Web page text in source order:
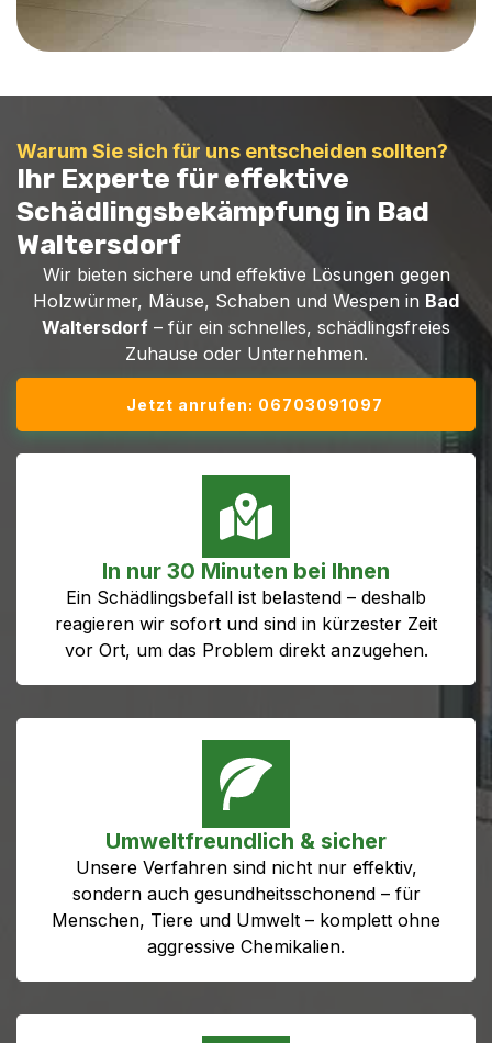
Warum Sie sich für uns entscheiden sollten?
Ihr Experte für effektive
Schädlingsbekämpfung in Bad
Waltersdorf
Wir bieten sichere und effektive Lösungen gegen
Holzwürmer, Mäuse, Schaben und Wespen in Bad
Waltersdorf – für ein schnelles, schädlingsfreies
Zuhause oder Unternehmen.
Jetzt anrufen: 06703091097
In nur 30 Minuten bei Ihnen
Ein Schädlingsbefall ist belastend – deshalb
reagieren wir sofort und sind in kürzester Zeit
vor Ort, um das Problem direkt anzugehen.
Umweltfreundlich & sicher
Unsere Verfahren sind nicht nur effektiv,
sondern auch gesundheitsschonend – für
Menschen, Tiere und Umwelt – komplett ohne
aggressive Chemikalien.